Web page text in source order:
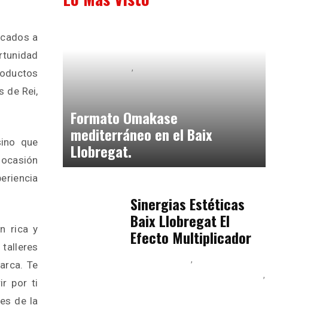
a
de Rei,
que
rica y
Te
por ti
de la
Formato Omakase
mediterráneo en el Baix
Llobregat.
Sinergias Estéticas
Baix Llobregat El
Efecto Multiplicador